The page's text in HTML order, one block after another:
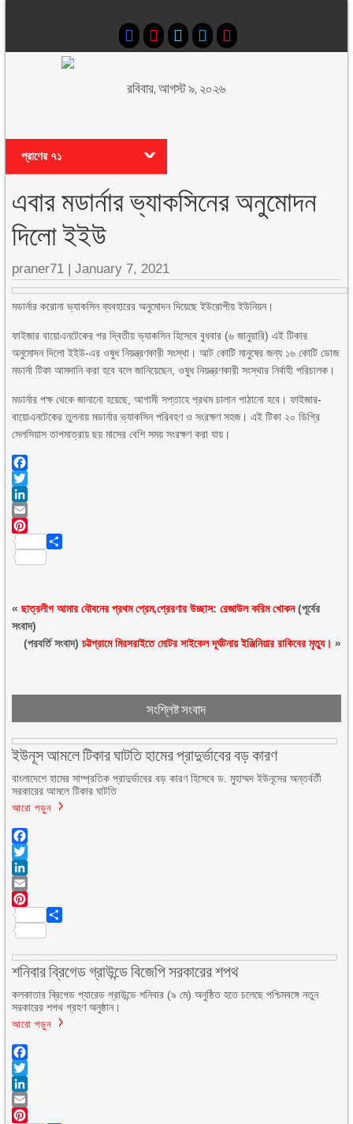
রবিবার, আগস্ট ৯, ২০২৬
প্রাণের ৭১
এবার মডার্নার ভ্যাকসিনের অনুমোদন
দিলো ইইউ
praner71 |January 7, 2021
মডার্নার করোনা ভ্যাকসিন ব্যবহারের অনুমোদন দিয়েছে ইউরোপীয় ইউনিয়ন।
ফাইজার বায়োএনটেকের পর দ্বিতীয় ভ্যাকসিন হিসেবে বুধবার (৬ জানুয়ারি) এই টিকার
অনুমোদন দিলো ইইউ-এর ওষুধ নিয়ন্ত্রণকারী সংস্থা। আট কোটি মানুষের জন্য ১৬ কোটি ডোজ
মডার্না টিকা আমদানি করা হবে বলে জানিয়েছেন, ওষুধ নিয়ন্ত্রণকারী সংস্থার নির্বাহী পরিচালক।
মডার্নার পক্ষ থেকে জানানো হয়েছে, আগামী সপ্তাহে প্রথম চালান পাঠানো হবে। ফাইজার-
বায়োএনটেকের তুলনায় মডার্নার ভ্যাকসিন পরিবহণ ও সংরক্ষণ সহজ। এই টিকা ২০ ডিগ্রি
সেলসিয়াস তাপমাত্রায় ছয় মাসের বেশি সময় সংরক্ষণ করা যায়।
Facebook
Twitter
LinkedIn
Email
Pinterest
«ছাত্রলীগ আমার যৌবনের প্রথম প্রেম,প্রেরণার উচ্ছাস: রেজাউল করিম খোকন(পূর্বের
সংবাদ)
(পরবর্তি সংবাদ) চট্টগ্রামে মিরসরাইতে মোটর সাইকেল দূর্ঘটনায় ইঞ্জিনিয়ার রাকিবের মৃত্যু। »
সংশ্লিষ্ট সংবাদ
ইউনূস আমলে টিকার ঘাটতি হামের প্রাদুর্ভাবের বড় কারণ
বাংলাদেশে হামের সাম্প্রতিক প্রাদুর্ভাবের বড় কারণ হিসেবে ড. মুহাম্মদ ইউনূসের অন্তর্বর্তী
সরকারের আমলে টিকার ঘাটতি
আরো পড়ুন
Facebook
Twitter
LinkedIn
Email
Pinterest
শনিবার ব্রিগেড গ্রাউন্ডে বিজেপি সরকারের শপথ
কলকাতার ব্রিগেড প্যারেড গ্রাউন্ডে শনিবার (৯ মে) অনুষ্ঠিত হতে চলেছে পশ্চিমবঙ্গে নতুন
সরকারের শপথ গ্রহণ অনুষ্ঠান।
আরো পড়ুন
Facebook
Twitter
LinkedIn
Email